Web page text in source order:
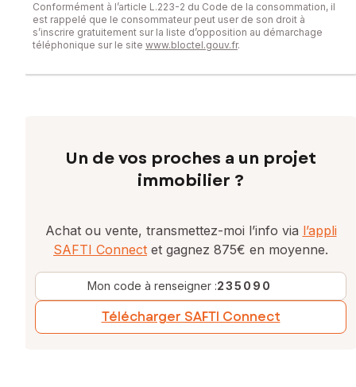
Conformément à l’article L.223-2 du Code de la consommation, il
est rappelé que le consommateur peut user de son droit à
s’inscrire gratuitement sur la liste d’opposition au démarchage
téléphonique sur le site www.bloctel.gouv.fr.
Un de vos proches a un projet
immobilier ?
Achat ou vente, transmettez-moi l’info via l’appli
SAFTI Connect et gagnez 875€ en moyenne.
Mon code à renseigner :235090
Télécharger SAFTI Connect